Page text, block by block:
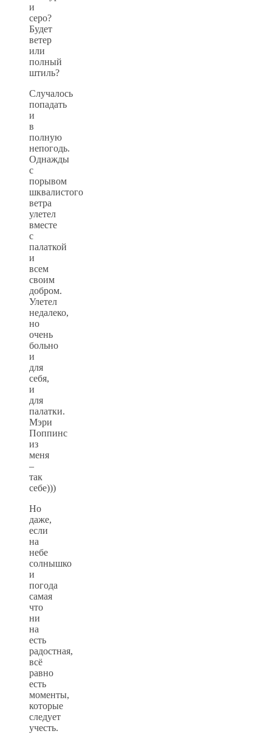
и
серо?
Будет
ветер
или
полный
штиль?
Случалось
попадать
и
в
полную
непогодь.
Однажды
с
порывом
шквалистого
ветра
улетел
вместе
с
палаткой
и
всем
своим
добром.
Улетел
недалеко,
но
очень
больно
и
для
себя,
и
для
палатки.
Мэри
Поппинс
из
меня
–
так
себе)))
Но
даже,
если
на
небе
солнышко
и
погода
самая
что
ни
на
есть
радостная,
всё
равно
есть
моменты,
которые
следует
учесть.